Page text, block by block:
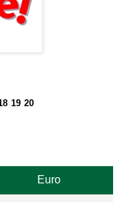
19 20
Euro